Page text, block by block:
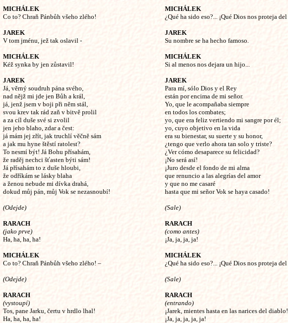
MICHÁLEK
Co to? Chraň Pánbůh všeho zlého!
JAREK
V tom jménu, jež tak oslavil -
MICHÁLEK
Kéž synka by jen zůstavil!
JAREK
Já, věrný soudruh pána svého,
nad nějž mi jde jen Bůh a král,
já, jenž jsem v boji při něm stál,
svou krev tak rád zaň v bitvě prolil
a za cíl duše své si zvolil
jen jeho blaho, zdar a čest:
já mám jej zřít, jak truchlí věčně sám
a jak mu hyne štěstí ratolest?
To nesmí být! Já Bohu přísahám,
že raděj nechci šťasten býti sám!
Já přísahám to z duše hloubi,
že odříkám se lásky blaha
a ženou nebude mi dívka drahá,
dokud můj pán, můj Vok se nezasnoubí!
(Odejde)
RARACH
(jako prve)
Ha, ha, ha, ha!
MICHÁLEK
Co to? Chraň Pánbůh všeho zlého! –
(Odejde)
RARACH
(vystoupí)
Tos, pane Jarku, čertu v hrdlo lhal!
Ha, ha, ha, ha!
MICHÁLEK
¿Qué ha sido eso?... ¡Qué Dios nos proteja
JAREK
Su nombre se ha hecho famoso.
MICHÁLEK
Si al menos nos dejara un hijo...
JAREK
Para mí, sólo Dios y el Rey
están por encima de mi señor.
Yo, que le acompañaba siempre
en todos los combates;
yo, que era feliz vertiendo mi sangre por él;
yo, cuyo objetivo en la vida
era su bienestar, su suerte y su honor,
¿tengo que verlo ahora tan solo y triste?
¿Ver cómo desaparece su felicidad?
¡No será así!
¡Juro desde el fondo de mi alma
que renuncio a las alegrías del amor
y que no me casaré
hasta que mi señor Vok se haya casado!
(Sale)
RARACH
(como antes)
¡Ja, ja, ja, ja!
MICHÁLEK
¿Qué ha sido eso?... ¡Qué Dios nos proteja
(Sale)
RARACH
(entrando)
¡Jarek, mientes hasta en las narices del diablo!
¡Ja, ja, ja, ja, ja!